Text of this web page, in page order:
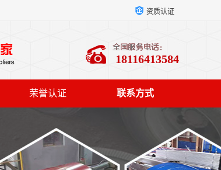
资质认证
18116413584
荣誉认证 联系方式